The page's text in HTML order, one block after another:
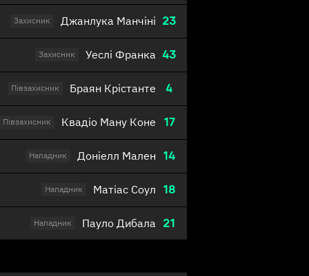
23
Джанлука Манчіні
Захисник
43
Уеслі Франка
Захисник
4
Браян Крістанте
Півзахисник
17
Квадіо Ману Коне
Півзахисник
14
Доніелл Мален
Нападник
18
Матіас Соул
Нападник
21
Пауло Дибала
Нападник